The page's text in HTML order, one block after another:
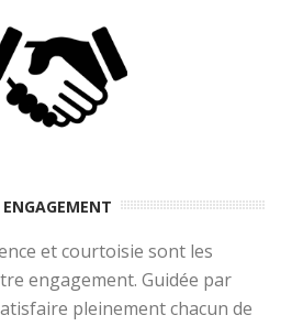
ENGAGEMENT
et courtoisie sont les
engagement. Guidée par
pleinement chacun de